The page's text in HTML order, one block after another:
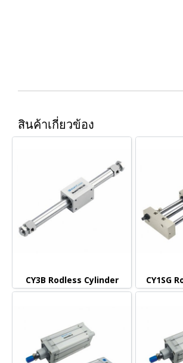
สินค้าเกี่ยวข้อง
CY3B Rodless Cylinder CY1SG